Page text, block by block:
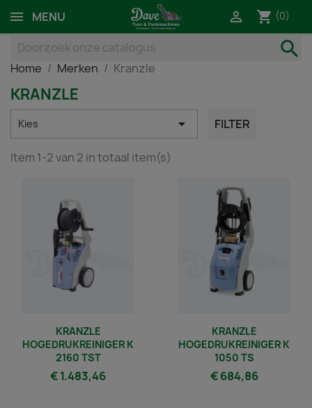
MENU  shopping_cart (0)
search
Home Merken Kranzle
KRANZLE
Kies  FILTER
Item 1-2 van 2 in totaal item(s)
KRANZLE
HOGEDRUKREINIGER K
2160 TST
€ 1.483,46
KRANZLE
HOGEDRUKREINIGER K
1050 TS
€ 684,86